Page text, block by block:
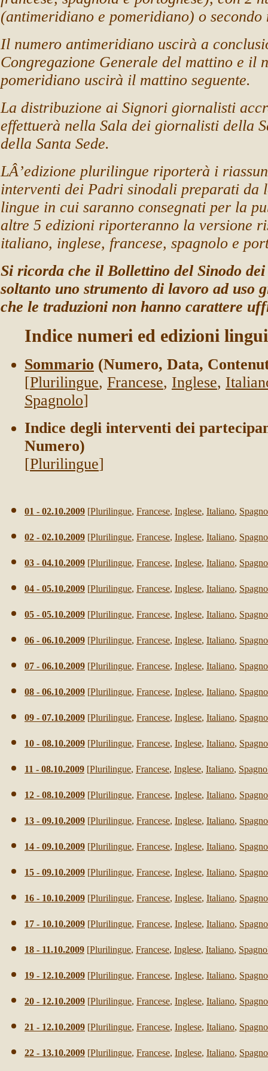
(antimeridiano e pomeridiano) o secondo
Il numero antimeridiano uscirà a
Congregazione Generale del mattino e il
pomeridiano uscirà il mattino seguente.
La distribuzione ai Signori giornalisti
effettuerà nella Sala dei giornalisti della
della Santa Sede.
LÂ’edizione plurilingue riporterà i
interventi dei Padri sinodali preparati da
lingue in cui saranno consegnati per la
altre 5 edizioni riporteranno la versione
italiano, inglese, francese, spagnolo e
Si ricorda che il Bollettino del Sinodo dei
soltanto uno strumento di lavoro ad uso
che le traduzioni non hanno carattere
Indice numeri ed edizioni
Sommario (Numero, Data,
[Plurilingue, Francese, Inglese,
Spagnolo]
Indice degli interventi dei
Numero)
[Plurilingue]
01 - 02.10.2009 [Plurilingue, Francese, Inglese, Italiano,
02 - 02.10.2009 [Plurilingue, Francese, Inglese, Italiano,
03 - 04.10.2009 [Plurilingue, Francese, Inglese, Italiano,
04 - 05.10.2009 [Plurilingue, Francese, Inglese, Italiano,
05 - 05.10.2009 [Plurilingue, Francese, Inglese, Italiano,
06 - 06.10.2009 [Plurilingue, Francese, Inglese, Italiano,
07 - 06.10.2009 [Plurilingue, Francese, Inglese, Italiano,
08 - 06.10.2009 [Plurilingue, Francese, Inglese, Italiano,
09 - 07.10.2009 [Plurilingue, Francese, Inglese, Italiano,
10 - 08.10.2009 [Plurilingue, Francese, Inglese, Italiano,
11 - 08.10.2009 [Plurilingue, Francese, Inglese, Italiano,
12 - 08.10.2009 [Plurilingue, Francese, Inglese, Italiano,
13 - 09.10.2009 [Plurilingue, Francese, Inglese, Italiano,
14 - 09.10.2009 [Plurilingue, Francese, Inglese, Italiano,
15 - 09.10.2009 [Plurilingue, Francese, Inglese, Italiano,
16 - 10.10.2009 [Plurilingue, Francese, Inglese, Italiano,
17 - 10.10.2009 [Plurilingue, Francese, Inglese, Italiano,
18 - 11.10.2009 [Plurilingue, Francese, Inglese, Italiano,
19 - 12.10.2009 [Plurilingue, Francese, Inglese, Italiano,
20 - 12.10.2009 [Plurilingue, Francese, Inglese, Italiano,
21 - 12.10.2009 [Plurilingue, Francese, Inglese, Italiano,
22 - 13.10.2009 [Plurilingue, Francese, Inglese, Italiano,